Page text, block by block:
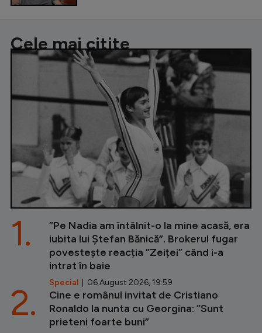
Cele mai citite
”Pe Nadia am întâlnit-o la mine acasă, era
iubita lui Ștefan Bănică”. Brokerul fugar
povestește reacția ”Zeiței” când i-a
intrat în baie
Special | 06 August 2026, 19:59
1.
Cine e românul invitat de Cristiano
Ronaldo la nunta cu Georgina: ”Sunt
prieteni foarte buni”
2.